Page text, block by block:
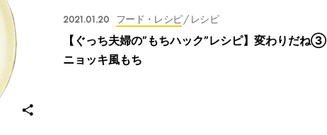
2021.01.20 フード・レシピ/ レシピ
【ぐっち夫婦の”もちハック”レシピ】変わりだね③
ニョッキ風もち